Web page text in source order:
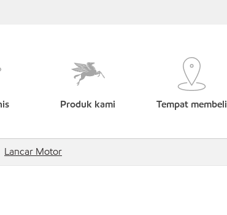
Produk kami Tempat membeli
Lancar Motor